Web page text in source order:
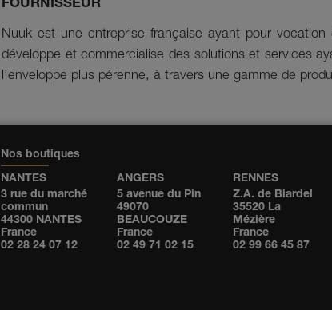
FOURNISSEUR
Nuuk est une entreprise française ayant pour
développe et commercialise des solutions et services
l’enveloppe plus pérenne, à travers une gamme de
Nos boutiques
NANTES
3 rue du marché
commun
44300 NANTES
France
02 28 24 07 12
ANGERS
5 avenue du Pin
49070
BEAUCOUZE
France
02 49 71 02 15
RENNES
Z.A. de Biardel
35520 La
Mézière
France
02 99 66 45 87